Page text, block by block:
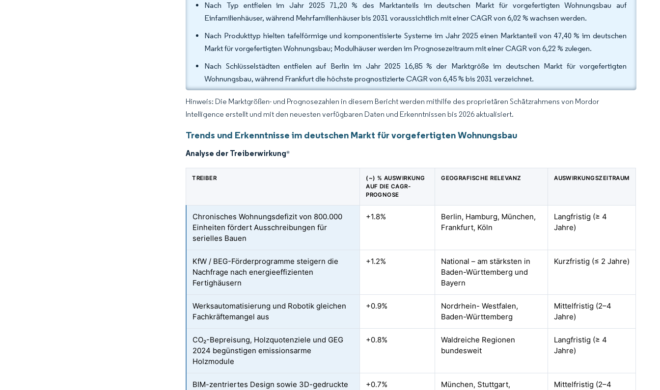
Nach Typ entfielen im Jahr 2025 71,20 % des Marktanteils im deutschen Markt für vorgefertigten Wohnungsbau auf
Einfamilienhäuser, während Mehrfamilienhäuser bis 2031 voraussichtlich mit einer CAGR von 6,02 % wachsen werden.
Nach Produkttyp hielten tafelförmige und komponentisierte Systeme im Jahr 2025 einen Marktanteil von 47,40 % im deutschen
Markt für vorgefertigten Wohnungsbau; Modulhäuser werden im Prognosezeitraum mit einer CAGR von 6,22 % zulegen.
Nach Schlüsselstädten entfielen auf Berlin im Jahr 2025 16,85 % der Marktgröße im deutschen Markt für vorgefertigten
Wohnungsbau, während Frankfurt die höchste prognostizierte CAGR von 6,45 % bis 2031 verzeichnet.
Hinweis: Die Marktgrößen- und Prognosezahlen in diesem Bericht werden mithilfe des proprietären Schätzrahmens von Mordor
Intelligence erstellt und mit den neuesten verfügbaren Daten und Erkenntnissen bis 2026 aktualisiert.
Trends und Erkenntnisse im deutschen Markt für vorgefertigten Wohnungsbau
Analyse der Treiberwirkung*
TREIBER
(~) % AUSWIRKUNG
AUF DIE CAGR-
PROGNOSE
GEOGRAFISCHE RELEVANZ AUSWIRKUNGSZEITRAUM
Chronisches Wohnungsdefizit von 800.000
Einheiten fördert Ausschreibungen für
serielles Bauen
+1.8%
Berlin, Hamburg, München,
Frankfurt, Köln
Langfristig (≥ 4
Jahre)
KfW / BEG-Förderprogramme steigern die
Nachfrage nach energieeffizienten
Fertighäusern
+1.2%
National – am stärksten in
Baden-Württemberg und
Bayern
Kurzfristig (≤ 2 Jahre)
Werksautomatisierung und Robotik gleichen
Fachkräftemangel aus
+0.9%
Nordrhein- Westfalen,
Baden-Württemberg
Mittelfristig (2–4
Jahre)
CO₂-Bepreisung, Holzquotenziele und GEG
2024 begünstigen emissionsarme
Holzmodule
+0.8%
Waldreiche Regionen
bundesweit
Langfristig (≥ 4
Jahre)
BIM-zentriertes Design sowie 3D-gedruckte
+0.7%
München, Stuttgart,
Mittelfristig (2–4